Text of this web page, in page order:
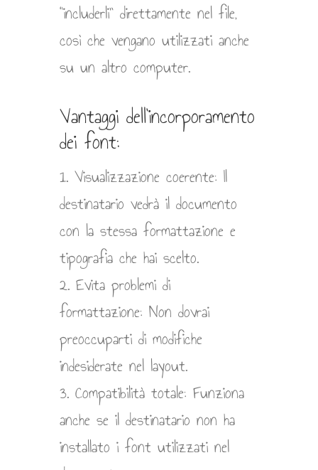
“includerli” direttamente nel file,
così che vengano utilizzati anche
su un altro computer.
Vantaggi dell’incorporamento
dei font:
1. Visualizzazione coerente: Il
destinatario vedrà il documento
con la stessa formattazione e
tipografia che hai scelto.
2. Evita problemi di
formattazione: Non dovrai
preoccuparti di modifiche
indesiderate nel layout.
3. Compatibilità totale: Funziona
anche se il destinatario non ha
installato i font utilizzati nel